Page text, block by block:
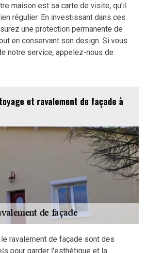
maison est sa carte de visite, qu’il
régulier. En investissant dans ces
une protection permanente de
en conservant son design. Si vous
notre service, appelez-nous de
et ravalement de façade à
ravalement de façade sont des
pour garder l'esthétique et la